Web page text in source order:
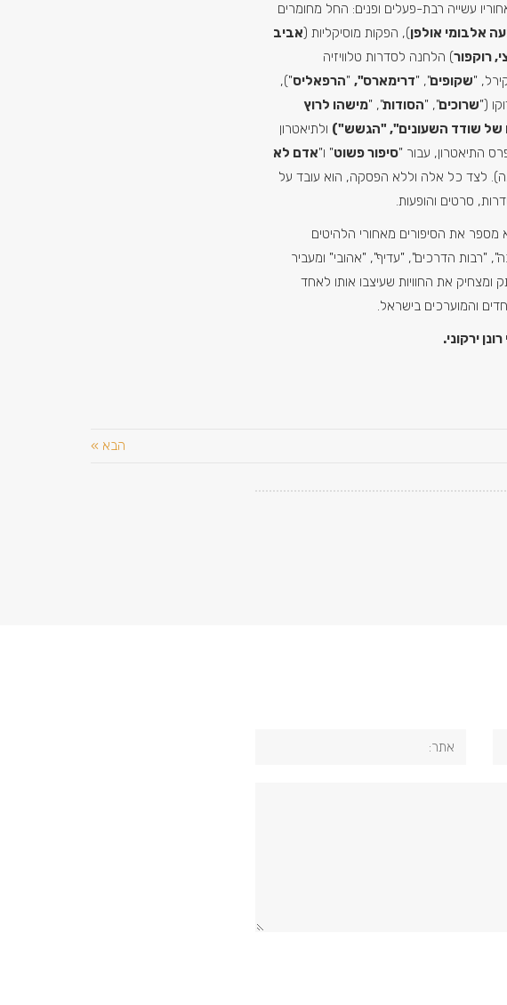
עשייה רבת-פעלים ופנים: החל מחומרים
אלבומי אולפן), הפקות מוסיקליות (אביב
רוקפור) הלחנה לסדרות טלוויזיה
"שקופים", "דרימארס", "הרפאליס"),
("שרוכים", "הסודות", "מישהו לרוץ
של שודד השעונים", "הגשש") ולתיאטרון
התיאטרון, עבור "סיפור פשוט" ו"אדם לא
לצד כל אלה וללא הפסקה, הוא עובד על
סרטים והופעות.
מספר את הסיפורים מאחורי הלהיטים
"רבות הדרכים", "עדיף", "אהובי" ומעביר
ומצחיק את החוויות שעיצבו אותו לאחד
והמוערכים בישראל.
ירקוני.
הבא »